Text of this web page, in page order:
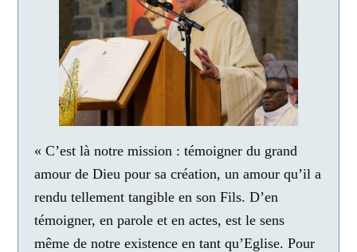
« C’est là notre mission : témoigner du grand
amour de Dieu pour sa création, un amour qu’il a
rendu tellement tangible en son Fils. D’en
témoigner, en parole et en actes, est le sens
même de notre existence en tant qu’Eglise. Pour